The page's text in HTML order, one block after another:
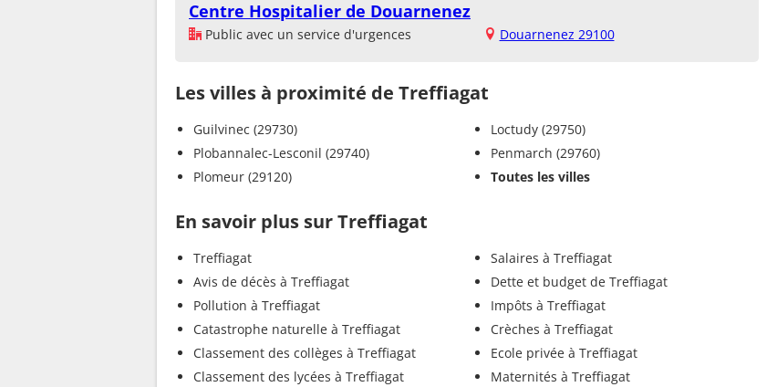
Centre Hospitalier de Douarnenez
Public avec un service d'urgences Douarnenez 29100
Les villes à proximité de Treffiagat
Guilvinec (29730)
Plobannalec-Lesconil (29740)
Plomeur (29120)
Loctudy (29750)
Penmarch (29760)
Toutes les villes
En savoir plus sur Treffiagat
Treffiagat
Avis de décès à Treffiagat
Pollution à Treffiagat
Catastrophe naturelle à Treffiagat
Classement des collèges à Treffiagat
Classement des lycées à Treffiagat
Salaires à Treffiagat
Dette et budget de Treffiagat
Impôts à Treffiagat
Crèches à Treffiagat
Ecole privée à Treffiagat
Maternités à Treffiagat